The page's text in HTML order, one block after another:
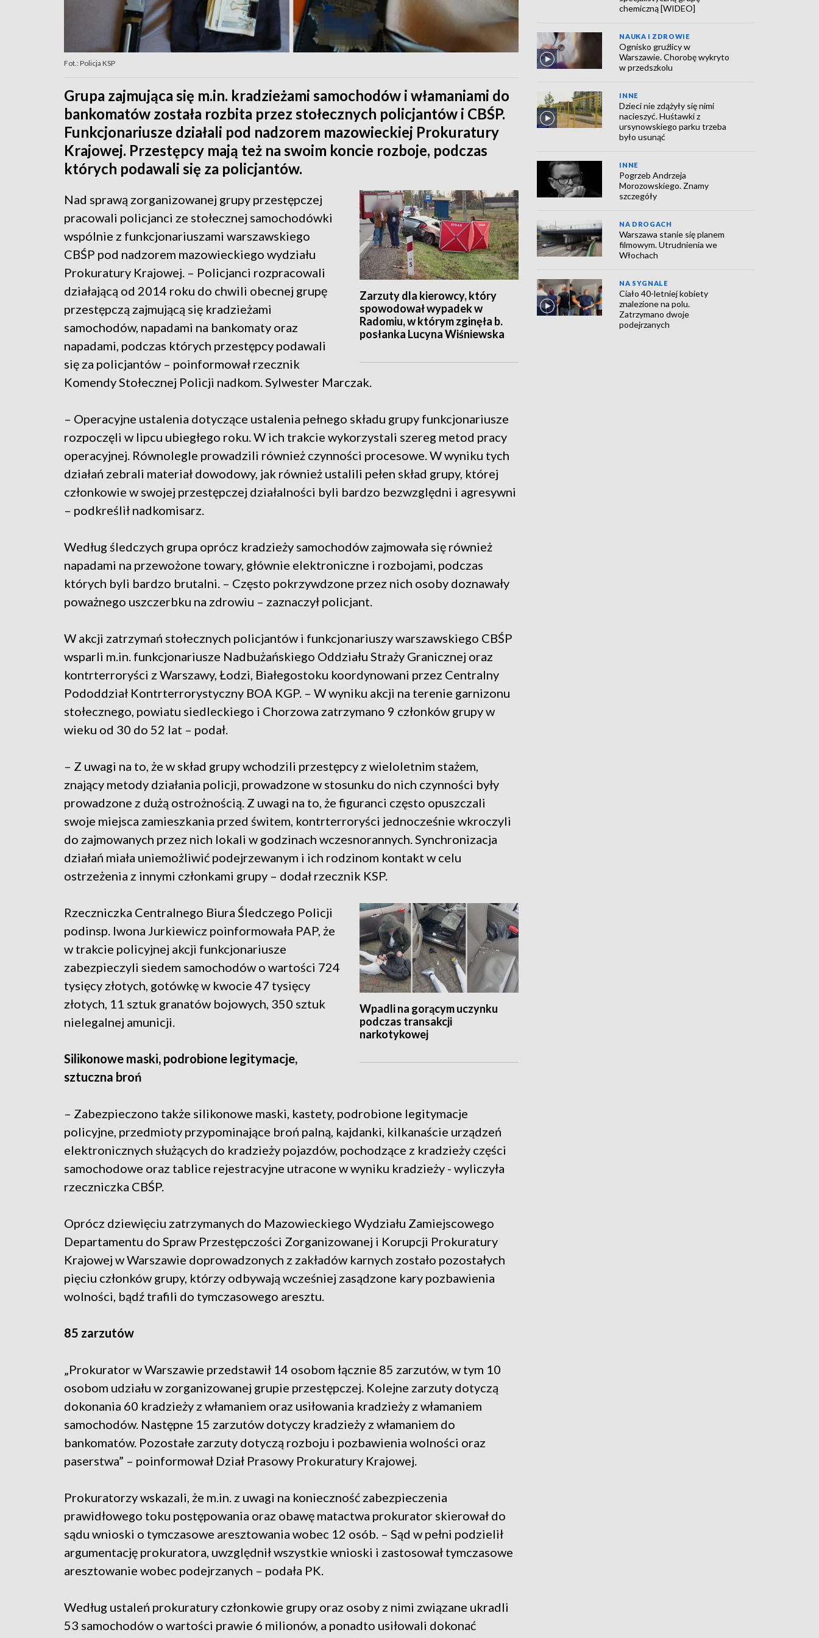
Fot.: Policja KSP
Grupa zajmująca się m.in. kradzieżami samochodów i włamaniami do
bankomatów została rozbita przez stołecznych policjantów i CBŚP.
Funkcjonariusze działali pod nadzorem mazowieckiej Prokuratury
Krajowej. Przestępcy mają też na swoim koncie rozboje, podczas
których podawali się za policjantów.
Zarzuty dla kierowcy, który
spowodował wypadek w
Radomiu, w którym zginęła b.
posłanka Lucyna Wiśniewska
Nad sprawą zorganizowanej grupy przestępczej
pracowali policjanci ze stołecznej samochodówki
wspólnie z funkcjonariuszami warszawskiego
CBŚP pod nadzorem mazowieckiego wydziału
Prokuratury Krajowej. – Policjanci rozpracowali
działającą od 2014 roku do chwili obecnej grupę
przestępczą zajmującą się kradzieżami
samochodów, napadami na bankomaty oraz
napadami, podczas których przestępcy podawali
się za policjantów – poinformował rzecznik
Komendy Stołecznej Policji nadkom. Sylwester Marczak.
– Operacyjne ustalenia dotyczące ustalenia pełnego składu grupy funkcjonariusze
rozpoczęli w lipcu ubiegłego roku. W ich trakcie wykorzystali szereg metod pracy
operacyjnej. Równolegle prowadzili również czynności procesowe. W wyniku tych
działań zebrali materiał dowodowy, jak również ustalili pełen skład grupy, której
członkowie w swojej przestępczej działalności byli bardzo bezwzględni i agresywni
– podkreślił nadkomisarz.
Według śledczych grupa oprócz kradzieży samochodów zajmowała się również
napadami na przewożone towary, głównie elektroniczne i rozbojami, podczas
których byli bardzo brutalni. – Często pokrzywdzone przez nich osoby doznawały
poważnego uszczerbku na zdrowiu – zaznaczył policjant.
W akcji zatrzymań stołecznych policjantów i funkcjonariuszy warszawskiego CBŚP
wsparli m.in. funkcjonariusze Nadbużańskiego Oddziału Straży Granicznej oraz
kontrterroryści z Warszawy, Łodzi, Białegostoku koordynowani przez Centralny
Pododdział Kontrterrorystyczny BOA KGP. – W wyniku akcji na terenie garnizonu
stołecznego, powiatu siedleckiego i Chorzowa zatrzymano 9 członków grupy w
wieku od 30 do 52 lat – podał.
– Z uwagi na to, że w skład grupy wchodzili przestępcy z wieloletnim stażem,
znający metody działania policji, prowadzone w stosunku do nich czynności były
prowadzone z dużą ostrożnością. Z uwagi na to, że figuranci często opuszczali
swoje miejsca zamieszkania przed świtem, kontrterroryści jednocześnie wkroczyli
do zajmowanych przez nich lokali w godzinach wczesnorannych. Synchronizacja
działań miała uniemożliwić podejrzewanym i ich rodzinom kontakt w celu
ostrzeżenia z innymi członkami grupy – dodał rzecznik KSP.
Wpadli na gorącym uczynku
podczas transakcji
narkotykowej
Rzeczniczka Centralnego Biura Śledczego Policji
podinsp. Iwona Jurkiewicz poinformowała PAP, że
w trakcie policyjnej akcji funkcjonariusze
zabezpieczyli siedem samochodów o wartości 724
tysięcy złotych, gotówkę w kwocie 47 tysięcy
złotych, 11 sztuk granatów bojowych, 350 sztuk
nielegalnej amunicji.
Silikonowe maski, podrobione legitymacje,
sztuczna broń
– Zabezpieczono także silikonowe maski, kastety, podrobione legitymacje
policyjne, przedmioty przypominające broń palną, kajdanki, kilkanaście urządzeń
elektronicznych służących do kradzieży pojazdów, pochodzące z kradzieży części
samochodowe oraz tablice rejestracyjne utracone w wyniku kradzieży - wyliczyła
rzeczniczka CBŚP.
Oprócz dziewięciu zatrzymanych do Mazowieckiego Wydziału Zamiejscowego
Departamentu do Spraw Przestępczości Zorganizowanej i Korupcji Prokuratury
Krajowej w Warszawie doprowadzonych z zakładów karnych zostało pozostałych
pięciu członków grupy, którzy odbywają wcześniej zasądzone kary pozbawienia
wolności, bądź trafili do tymczasowego aresztu.
85 zarzutów
„Prokurator w Warszawie przedstawił 14 osobom łącznie 85 zarzutów, w tym 10
osobom udziału w zorganizowanej grupie przestępczej. Kolejne zarzuty dotyczą
dokonania 60 kradzieży z włamaniem oraz usiłowania kradzieży z włamaniem
samochodów. Następne 15 zarzutów dotyczy kradzieży z włamaniem do
bankomatów. Pozostałe zarzuty dotyczą rozboju i pozbawienia wolności oraz
paserstwa” – poinformował Dział Prasowy Prokuratury Krajowej.
Prokuratorzy wskazali, że m.in. z uwagi na konieczność zabezpieczenia
prawidłowego toku postępowania oraz obawę matactwa prokurator skierował do
sądu wnioski o tymczasowe aresztowania wobec 12 osób. – Sąd w pełni podzielił
argumentację prokuratora, uwzględnił wszystkie wnioski i zastosował tymczasowe
aresztowanie wobec podejrzanych – podała PK.
Według ustaleń prokuratury członkowie grupy oraz osoby z nimi związane ukradli
53 samochodów o wartości prawie 6 milionów, a ponadto usiłowali dokonać
chemiczną [WIDEO]
NAUKA I ZDROWIE
Ognisko gruźlicy w
Warszawie. Chorobę wykryto
w przedszkolu
INNE
Dzieci nie zdążyły się nimi
nacieszyć. Huśtawki z
ursynowskiego parku trzeba
było usunąć
INNE
Pogrzeb Andrzeja
Morozowskiego. Znamy
szczegóły
NA DROGACH
Warszawa stanie się planem
filmowym. Utrudnienia we
Włochach
NA SYGNALE
Ciało 40-letniej kobiety
znalezione na polu.
Zatrzymano dwoje
podejrzanych